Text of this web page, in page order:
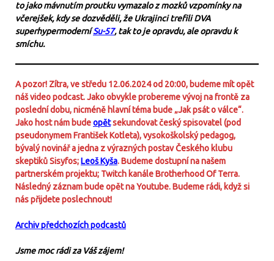
to jako mávnutím proutku vymazalo z mozků vzpomínky na
včerejšek, kdy se dozvěděli, že Ukrajinci trefili DVA
superhypermoderníSu-57, tak to je opravdu, ale opravdu k
smíchu.
A pozor! Zítra, ve středu 12.06.2024 od 20:00, budeme mít opět
náš video podcast. Jako obvykle probereme vývoj na frontě za
poslední dobu, nicméně hlavní téma bude „Jak psát o válce“.
Jako host nám budeopětsekundovat český spisovatel (pod
pseudonymem František Kotleta), vysokoškolský pedagog,
bývalý novinář a jedna z výrazných postav Českého klubu
skeptiků Sisyfos;Leoš Kyša. Budeme dostupní na našem
partnerském projektu; Twitch kanále Brotherhood Of Terra.
Následný záznam bude opět na Youtube. Budeme rádi, když si
nás přijdete poslechnout!
Archiv předchozích podcastů
Jsme moc rádi za Váš zájem!